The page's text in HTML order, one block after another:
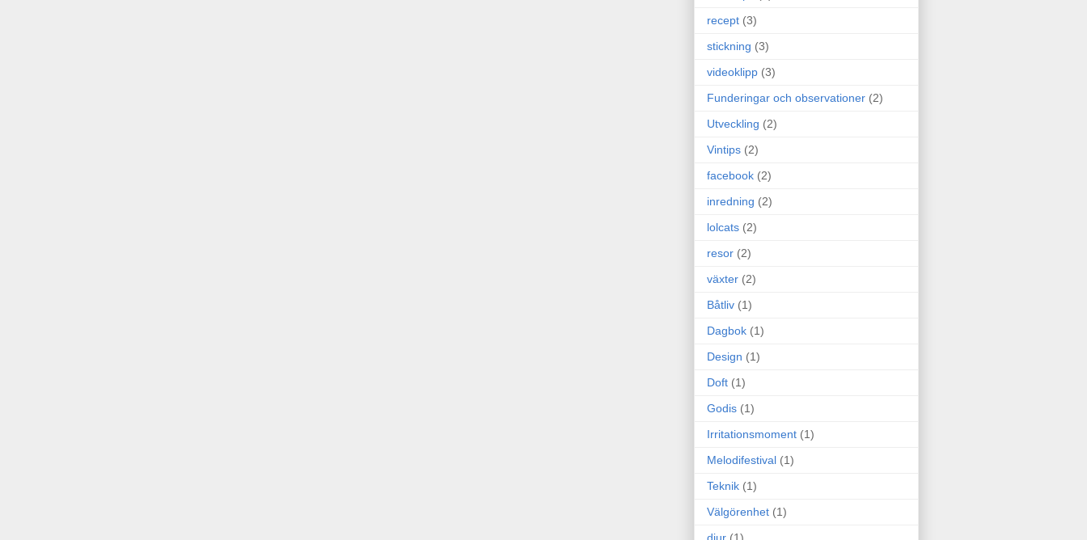
recept (3)
stickning (3)
videoklipp (3)
Funderingar och observationer (2)
Utveckling (2)
Vintips (2)
facebook (2)
inredning (2)
lolcats (2)
resor (2)
växter (2)
Båtliv (1)
Dagbok (1)
Design (1)
Doft (1)
Godis (1)
Irritationsmoment (1)
Melodifestival (1)
Teknik (1)
Välgörenhet (1)